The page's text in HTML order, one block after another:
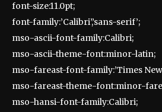
font-size:11.0pt;
font-family:’Calibri’,’sans-serif’;
mso-ascii-font-family:Calibri;
mso-ascii-theme-font:minor-latin;
mso-fareast-font-family:’Times New
mso-fareast-theme-font:minor-
mso-hansi-font-family:Calibri;